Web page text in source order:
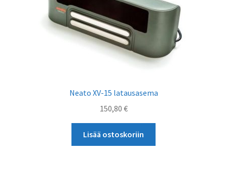
Neato XV-15 latausasema
150,80 €
Lisää ostoskoriin